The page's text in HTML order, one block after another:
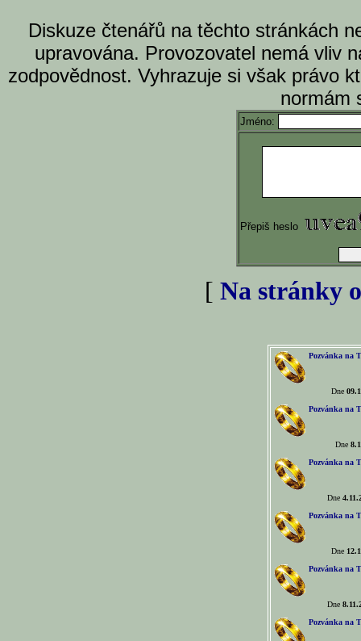
Diskuze čtenářů na těchto stránkách
upravována. Provozovatel nemá vliv
zodpovědnost. Vyhrazuje si však právo
normám
Jméno:
Přepiš heslo
[ Na stránky
Pozvánka na
Dne
Pozvánka na
Dne
Pozvánka na
Dne
Pozvánka na
Dne
Pozvánka na
Dne
Pozvánka na